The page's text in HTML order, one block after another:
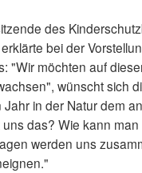
des
bei der
"Wir möchten auf
wünscht sich
in der Natur dem
das? Wie kann
werden uns